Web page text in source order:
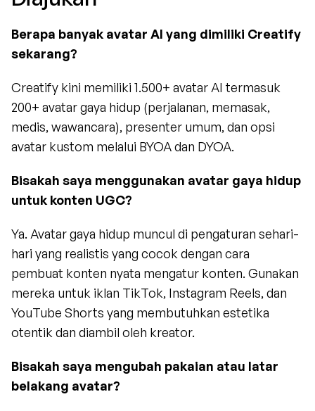
Berapa banyak avatar AI yang dimiliki Creatify
sekarang?
Creatify kini memiliki 1.500+ avatar AI termasuk
200+ avatar gaya hidup (perjalanan, memasak,
medis, wawancara), presenter umum, dan opsi
avatar kustom melalui BYOA dan DYOA.
Bisakah saya menggunakan avatar gaya hidup
untuk konten UGC?
Ya. Avatar gaya hidup muncul di pengaturan sehari-
hari yang realistis yang cocok dengan cara
pembuat konten nyata mengatur konten. Gunakan
mereka untuk iklan TikTok, Instagram Reels, dan
YouTube Shorts yang membutuhkan estetika
otentik dan diambil oleh kreator.
Bisakah saya mengubah pakaian atau latar
belakang avatar?